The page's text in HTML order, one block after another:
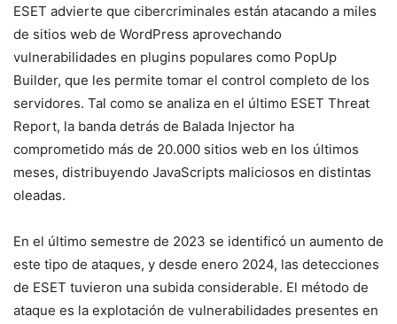
ESET advierte que cibercriminales están atacando a miles
de sitios web de WordPress aprovechando
vulnerabilidades en plugins populares como PopUp
Builder, que les permite tomar el control completo de los
servidores. Tal como se analiza en el último ESET Threat
Report, la banda detrás de Balada Injector ha
comprometido más de 20.000 sitios web en los últimos
meses, distribuyendo JavaScripts maliciosos en distintas
oleadas.
En el último semestre de 2023 se identificó un aumento de
este tipo de ataques, y desde enero 2024, las detecciones
de ESET tuvieron una subida considerable. El método de
ataque es la explotación de vulnerabilidades presentes en